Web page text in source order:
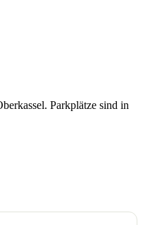
Parkplätze sind in